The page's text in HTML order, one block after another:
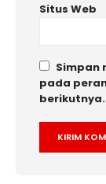
Situs Web
Simpan
pada
berikutnya.